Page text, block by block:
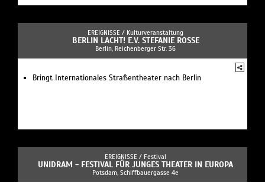
EREIGNISSE / Kulturveranstaltung
BERLIN LACHT! E.V. STEFANIE ROSSE
Berlin, Reichenberger Str. 36
Bringt Internationales Straßentheater nach Berlin
EREIGNISSE / Festival
UNIDRAM - FESTIVAL FÜR JUNGES THEATER IN EUROPA
Potsdam, Schiffbauergasse 4e